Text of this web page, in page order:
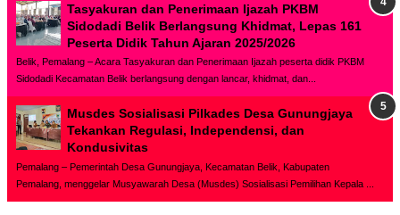
Tasyakuran dan Penerimaan Ijazah PKBM
Sidodadi Belik Berlangsung Khidmat, Lepas 161
Peserta Didik Tahun Ajaran 2025/2026
Belik, Pemalang – Acara Tasyakuran dan Penerimaan Ijazah peserta didik PKBM
Sidodadi Kecamatan Belik berlangsung dengan lancar, khidmat, dan...
Musdes Sosialisasi Pilkades Desa Gunungjaya
Tekankan Regulasi, Independensi, dan
Kondusivitas
Pemalang – Pemerintah Desa Gunungjaya, Kecamatan Belik, Kabupaten
Pemalang, menggelar Musyawarah Desa (Musdes) Sosialisasi Pemilihan Kepala ...